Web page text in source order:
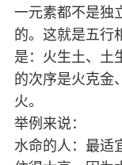
一元素都不是独
的。这就是五行
是：火生土、土
的次序是火克金
火。
举例来说：
水命的人：最适